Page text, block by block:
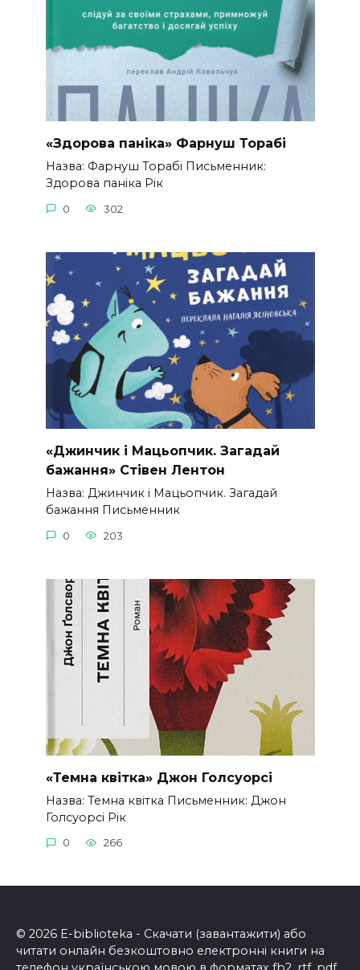
«Здорова паніка» Фарнуш Торабі
Назва: Фарнуш Торабі Письменник:
Здорова паніка Рік
0 302
«Джинчик і Мацьопчик. Загадай
бажання» Стівен Лентон
Назва: Джинчик і Мацьопчик. Загадай
бажання Письменник
0 203
«Темна квітка» Джон Голсуорсі
Назва: Темна квітка Письменник: Джон
Голсуорсі Рік
0 266
© 2026 E-biblioteka - Скачати (завантажити) або
читати онлайн безкоштовно електронні книги на